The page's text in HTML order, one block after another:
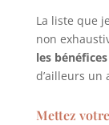
La liste que
non
les
d’ailleurs un
Mettez